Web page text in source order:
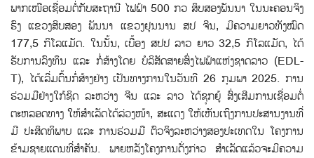
ພາກເໜືອເຊື່ອມຕໍ່ກັບສະຖານີ ໄຟຟ້າ 500 ກວ ສິບສອງພັນນາ ໃນນະຄອນຈິງ
ຮົງ ແຂວງສິບສອງ ພັນນາ ແຂວງຢຸນນານ ສປ ຈີນ, ມີຄວາມຍາວທັງໝົດ
177,5 ກິໂລແມັດ. ໃນນັ້ນ, ເບື້ອງ ສປປ ລາວ ຍາວ 32,5 ກິໂລແມັດ, ໄດ້
ຮັບການລົງທຶນ ແລະ ກໍ່ສ້າງໂດຍ ບໍລິສັດສາຍສົ່ງໄຟຟ້າແຫ່ງຊາດລາວ (EDL-
T), ໄດ້ເລີ່ມຕົ້ນກໍ່ສ້າງຢ່າງ ເປັນທາງການໃນວັນທີ 26 ກຸມພາ 2025. ການ
ຮ່ວມມືຢ່າງໃກ້ຊິດ ລະຫວ່າງ ຈີນ ແລະ ລາວ ໄດ້ຊຸກຍູ້ ສົ່ງເສີມການເຊື່ອມຕໍ່
ຕະຫລອດທາງ ໃຫ້ສໍາເລັດໄດ້ລ່ວງໜ້າ, ສະແດງ ໃຫ້ເຫັນເຖິງການປະສານງານທີ່
ມີ ປະສິດທິພາບ ແລະ ການຮ່ວມມື ຕົວຈິງລະຫວ່າງສອງປະເທດໃນ ໂຄງການ
ຂ້າມຊາຍແດນທີ່ສໍາຄັນ. ພາຍຫລັງໂຄງການດັ່ງກ່າວ ສຳເລັດແລ້ວຈະມີຄວາມ